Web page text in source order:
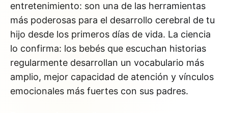
entretenimiento: son una de las herramientas
más poderosas para el desarrollo cerebral de tu
hijo desde los primeros días de vida. La ciencia
lo confirma: los bebés que escuchan historias
regularmente desarrollan un vocabulario más
amplio, mejor capacidad de atención y vínculos
emocionales más fuertes con sus padres.